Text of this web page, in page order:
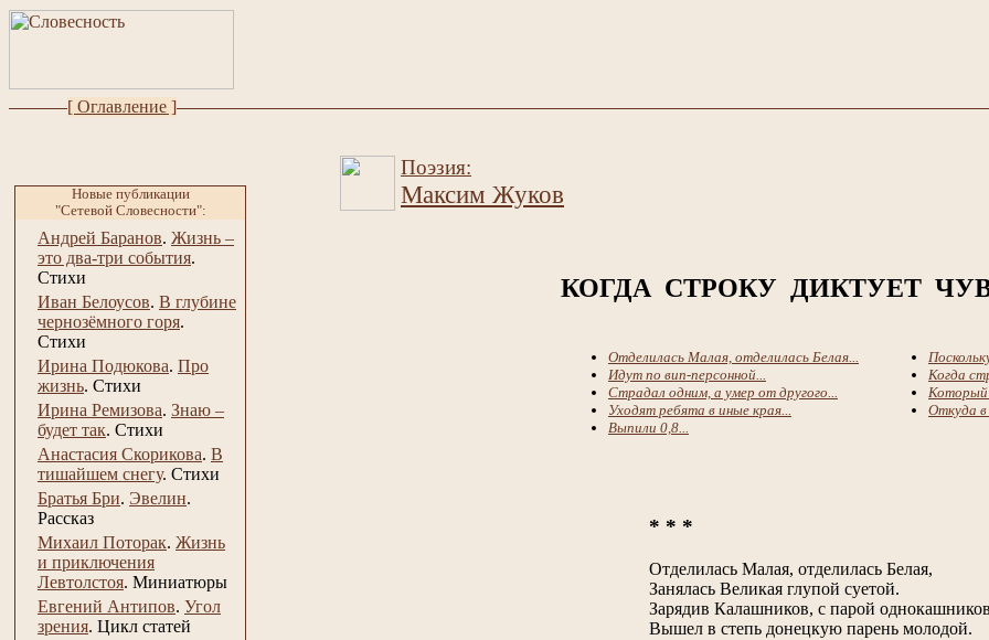
[ Оглавление ]
Новые публикации
"Сетевой Словесности":
Андрей Баранов. Жизнь –
это два-три события.
Стихи
Иван Белоусов. В глубине
чернозёмного горя.
Стихи
Ирина Подюкова. Про
жизнь. Стихи
Ирина Ремизова. Знаю –
будет так. Стихи
Анастасия Скорикова. В
тишайшем снегу. Стихи
Братья Бри. Эвелин.
Рассказ
Михаил Поторак. Жизнь
и приключения
Левтолстоя. Миниатюры
Евгений Антипов. Угол
зрения. Цикл статей
Поэзия:
Максим Жуков
КОГДА СТРОКУ ДИКТУЕТ
Отделилась Малая, отделилась Белая...
Идут по вип-персонной...
Страдал одним, а умер от другого...
Уходят ребята в иные края...
Выпили 0,8...
Когда
Который
Откуда в
* * *
Отделилась Малая, отделилась Белая,
Занялась Великая глупой суетой.
Зарядив Калашников, с парой однокашников
Вышел в степь донецкую парень молодой.